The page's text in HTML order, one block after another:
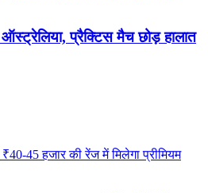
ऑस्ट्रेलिया, प्रैक्टिस मैच छोड़ हालात